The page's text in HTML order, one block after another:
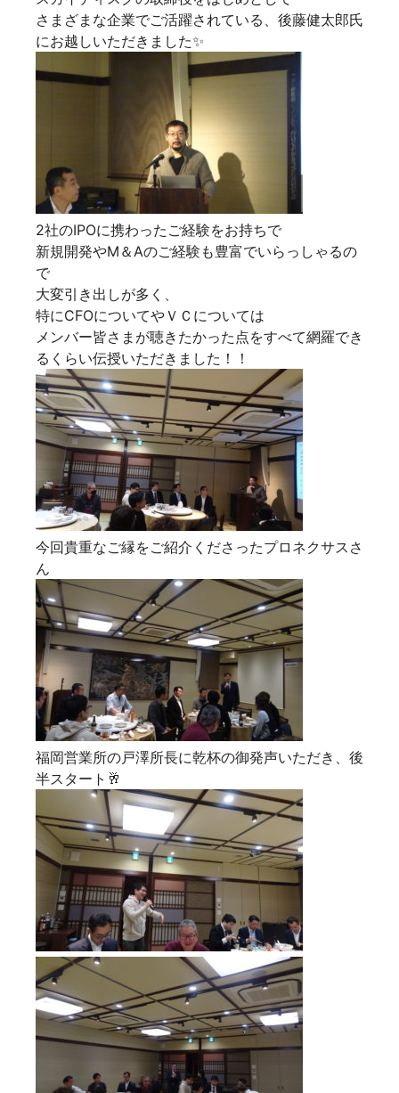
さまざまな企業でご活躍されている、後藤健太郎氏
にお越しいただきました✨
2社のIPOに携わったご経験をお持ちで
新規開発やM＆Aのご経験も豊富でいらっしゃるの
で
大変引き出しが多く、
特にCFOについてやＶＣについては
メンバー皆さまが聴きたかった点をすべて網羅でき
るくらい伝授いただきました！！
今回貴重なご縁をご紹介くださったプロネクサスさ
ん
福岡営業所の戸澤所長に乾杯の御発声いただき、後
半スタート🥂